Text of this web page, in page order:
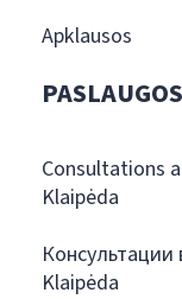
Apklausos
PASLAUGOS
Consultations
Klaipėda
Klaipėda